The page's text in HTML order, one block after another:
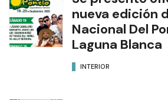
nueva edición
Nacional Del
Laguna Blanca
INTERIOR